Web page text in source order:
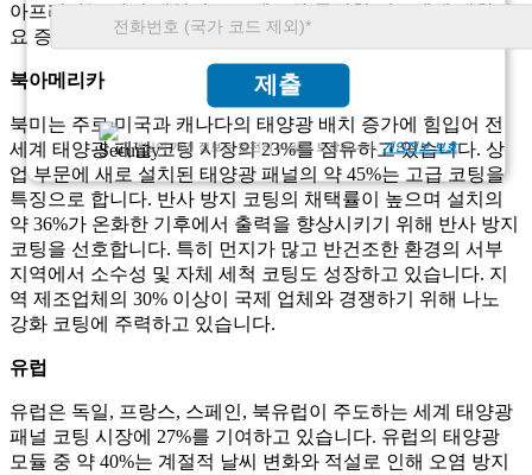
제출
고객님의 개인 정보는 완전히 비밀로 보장됩니다.개인정보 보호
아프리카는 사막 태양광 프로젝트와 독립형 시스템에 대한 수
요 증가로 인해 나머지 12%를 차지합니다.
북아메리카
북미는 주로 미국과 캐나다의 태양광 배치 증가에 힘입어 전
세계 태양광 패널 코팅 시장의 23%를 점유하고 있습니다. 상
업 부문에 새로 설치된 태양광 패널의 약 45%는 고급 코팅을
특징으로 합니다. 반사 방지 코팅의 채택률이 높으며 설치의
약 36%가 온화한 기후에서 출력을 향상시키기 위해 반사 방지
코팅을 선호합니다. 특히 먼지가 많고 반건조한 환경의 서부
지역에서 소수성 및 자체 세척 코팅도 성장하고 있습니다. 지
역 제조업체의 30% 이상이 국제 업체와 경쟁하기 위해 나노
강화 코팅에 주력하고 있습니다.
유럽
유럽은 독일, 프랑스, ​​스페인, 북유럽이 주도하는 세계 태양광
패널 코팅 시장에 27%를 기여하고 있습니다. 유럽의 태양광
모듈 중 약 40%는 계절적 날씨 변화와 적설로 인해 오염 방지